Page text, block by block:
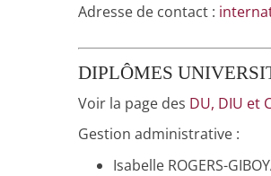
Adresse de contact :
DIPLÔMES
Voir la page des DU, DIU et
Gestion administrative :
Isabelle ROGERS-